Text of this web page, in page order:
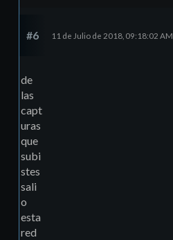
#6 11 de Julio de 2018, 09:18:02 AM
de
las
capt
uras
que
subi
stes
sali
o
esta
red